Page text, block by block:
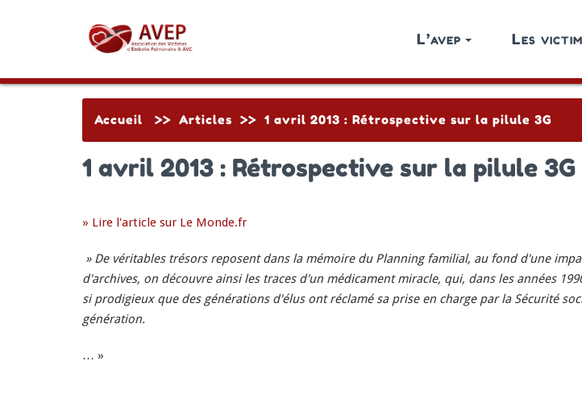
L’avep Les
Accueil >> Articles >> 1 avril 2013 : Rétrospective sur la pilule 3G
1 avril 2013 : Rétrospective sur la pilule 3G
» Lire l'article sur Le Monde.fr
» De véritables trésors reposent dans la mémoire du Planning familial, au fond d'une
d'archives, on découvre ainsi les traces d'un médicament miracle, qui, dans les années
si prodigieux que des générations d'élus ont réclamé sa prise en charge par la Sécurité
génération.
… »